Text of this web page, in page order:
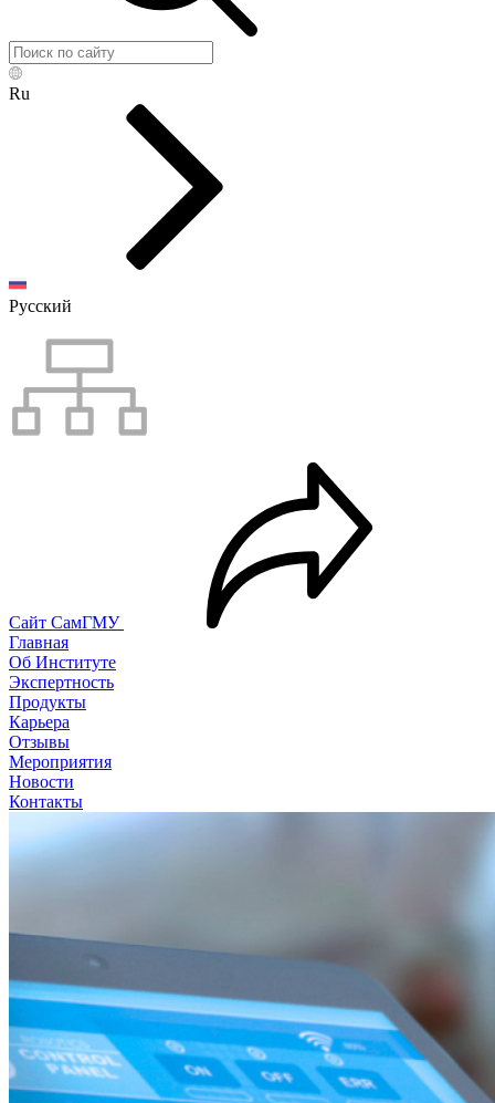
Ru
Русский
Сайт СамГМУ
Главная
Об Институте
Экспертность
Продукты
Карьера
Отзывы
Мероприятия
Новости
Контакты